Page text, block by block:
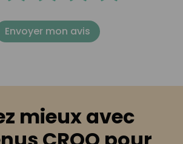
Envoyer mon avis
mieux avec